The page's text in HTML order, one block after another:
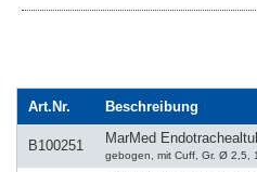
Art.Nr. Beschreibung
B100251 MarMed
gebogen, mit Cuff, Gr. Ø 2,5,